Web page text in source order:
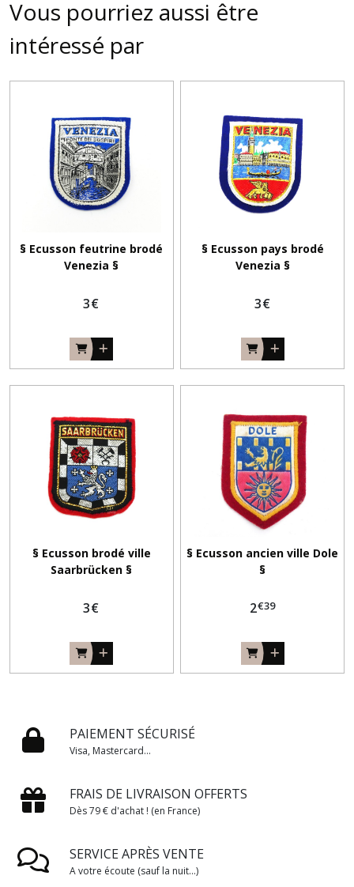
Vous pourriez aussi être
intéressé par
§ Ecusson feutrine brodé
Venezia §
3€
§ Ecusson pays brodé
Venezia §
3€
§ Ecusson brodé ville
Saarbrücken §
3€
§ Ecusson ancien ville Dole
§
2€39
PAIEMENT SÉCURISÉ
Visa, Mastercard...
FRAIS DE LIVRAISON OFFERTS
Dès 79 € d'achat ! (en France)
SERVICE APRÈS VENTE
A votre écoute (sauf la nuit...)